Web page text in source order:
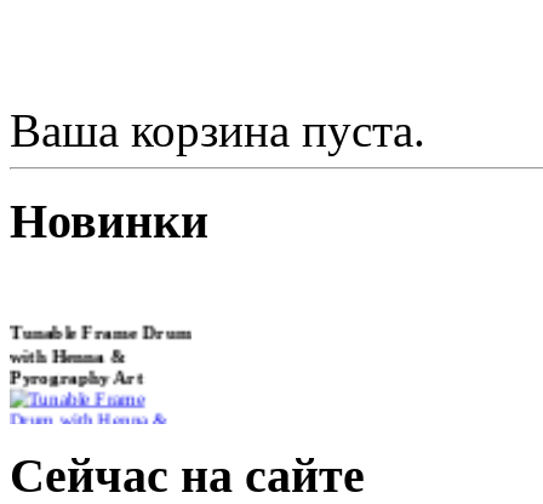
Ваша корзина пуста.
Новинки
with Henna &
Pyrography Art
Сейчас на сайте